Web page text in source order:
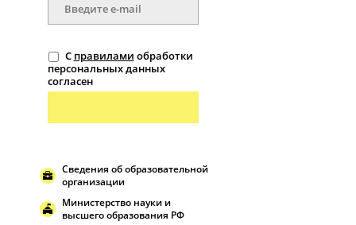
С правилами обработки
персональных данных
согласен
Сведения об образовательной
организации
Министерство науки и
высшего образования РФ